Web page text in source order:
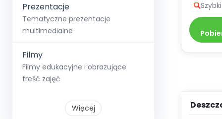
Prezentacje
Tematyczne prezentacje
multimedialne
Filmy
Filmy edukacyjne i obrazujące
treść zajęć
Więcej